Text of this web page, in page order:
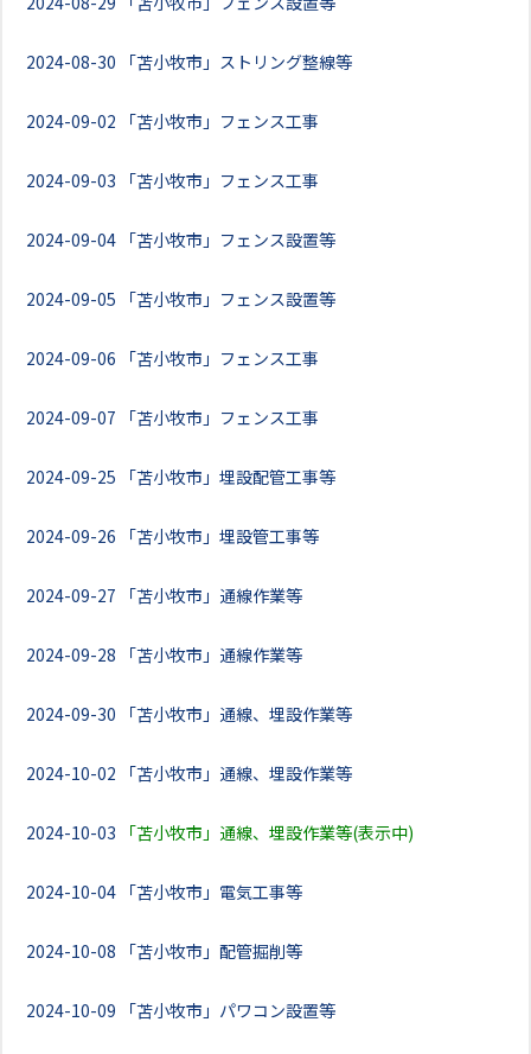
2024-08-30 「苫小牧市」ストリング整線等
2024-09-02 「苫小牧市」フェンス工事
2024-09-03 「苫小牧市」フェンス工事
2024-09-04 「苫小牧市」フェンス設置等
2024-09-05 「苫小牧市」フェンス設置等
2024-09-06 「苫小牧市」フェンス工事
2024-09-07 「苫小牧市」フェンス工事
2024-09-25 「苫小牧市」埋設配管工事等
2024-09-26 「苫小牧市」埋設管工事等
2024-09-27 「苫小牧市」通線作業等
2024-09-28 「苫小牧市」通線作業等
2024-09-30 「苫小牧市」通線、埋設作業等
2024-10-02 「苫小牧市」通線、埋設作業等
2024-10-03 「苫小牧市」通線、埋設作業等(表示中)
2024-10-04 「苫小牧市」電気工事等
2024-10-08 「苫小牧市」配管掘削等
2024-10-09 「苫小牧市」パワコン設置等